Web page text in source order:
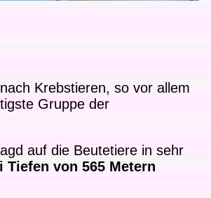
Krebstieren, so vor allem
Gruppe der
auf die Beutetiere in sehr
von 565 Metern